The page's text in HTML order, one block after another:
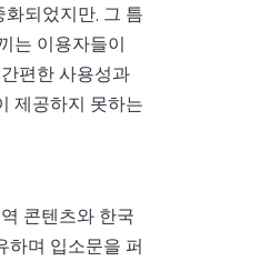
되었지만, 그 틈
는 이용자들이
편한 사용성과
제공하지 못하는
콘텐츠와 한국
하며 입소문을 퍼